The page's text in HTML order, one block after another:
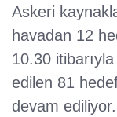
Askeri
havadan 12
10.30
edilen 81
devam ediliyor.